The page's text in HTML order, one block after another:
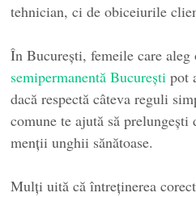
tehnician, ci de obiceiurile
În București, femeile care
semipermanentă București pot
dacă respectă câteva reguli
comune te ajută să
menții unghii sănătoase.
Mulți uită că întreținerea